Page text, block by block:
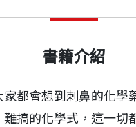
書籍介紹
都會想到刺鼻的化學
難搞的化學式，這一切